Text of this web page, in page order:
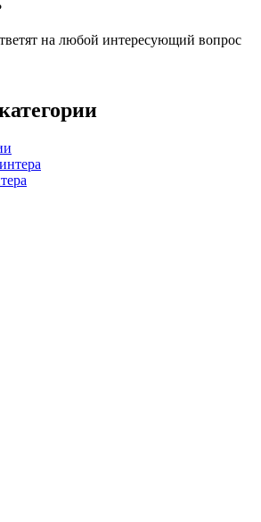
на любой интересующий вопрос